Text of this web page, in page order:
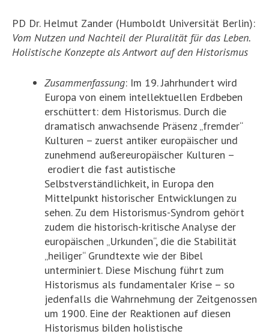
PD Dr. Helmut Zander (Humboldt Universität Berlin):
Vom Nutzen und Nachteil der Pluralität für das Leben.
Holistische Konzepte als Antwort auf den Historismus
Zusammenfassung: Im 19. Jahrhundert wird
Europa von einem intellektuellen Erdbeben
erschüttert: dem Historismus. Durch die
dramatisch anwachsende Präsenz „fremder“
Kulturen – zuerst antiker europäischer und
zunehmend außereuropäischer Kulturen –
erodiert die fast autistische
Selbstverständlichkeit, in Europa den
Mittelpunkt historischer Entwicklungen zu
sehen. Zu dem Historismus-Syndrom gehört
zudem die historisch-kritische Analyse der
europäischen „Urkunden“, die die Stabilität
„heiliger“ Grundtexte wie der Bibel
unterminiert. Diese Mischung führt zum
Historismus als fundamentaler Krise – so
jedenfalls die Wahrnehmung der Zeitgenossen
um 1900. Eine der Reaktionen auf diesen
Historismus bilden holistische